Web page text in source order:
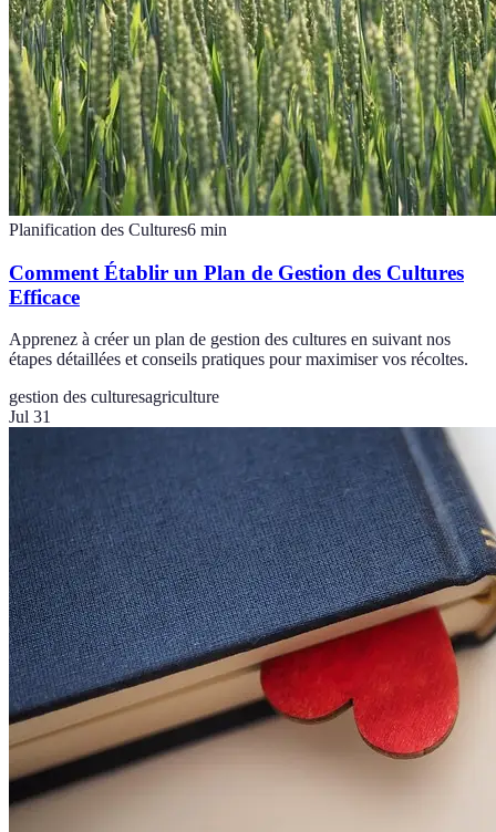
Planification des Cultures6 min
Comment Établir un Plan de Gestion des Cultures
Efficace
Apprenez à créer un plan de gestion des cultures en suivant nos
étapes détaillées et conseils pratiques pour maximiser vos récoltes.
gestion des culturesagriculture
Jul 31